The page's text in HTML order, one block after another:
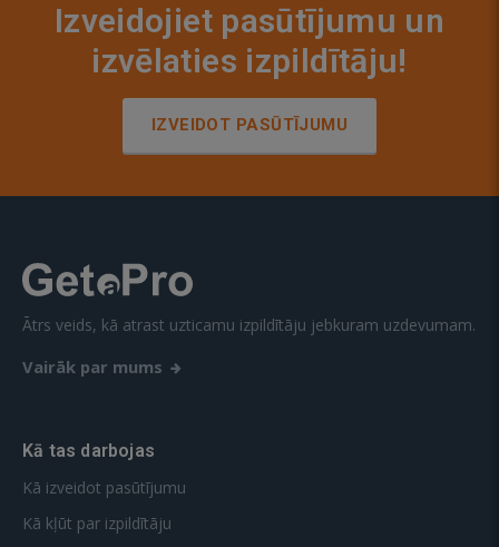
Izveidojiet pasūtījumu un
izvēlaties izpildītāju!
IZVEIDOT PASŪTĪJUMU
Ātrs veids, kā atrast uzticamu izpildītāju jebkuram uzdevumam.
Vairāk par mums
Kā tas darbojas
Kā izveidot pasūtījumu
Kā kļūt par izpildītāju